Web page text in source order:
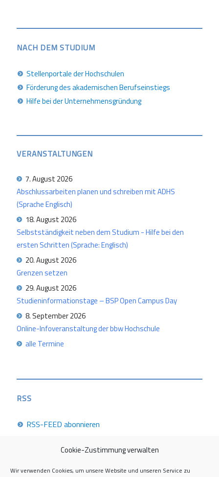
Cookie-Zustimmung verwalten
Wir verwenden Cookies, um unsere Website und unseren Service zu
NACH DEM STUDIUM
Stellenportale der Hochschulen
Förderung des akademischen Berufseinstiegs
Hilfe bei der Unternehmensgründung
VERANSTALTUNGEN
7. August 2026
Abschlussarbeiten planen und schreiben mit ADHS
(Sprache Englisch)
18. August 2026
Selbstständigkeit neben dem Studium - Hilfe bei den
ersten Schritten (Sprache: Englisch)
20. August 2026
Grenzen setzen
29. August 2026
Studieninformationstage – BSP Open Campus Day
8. September 2026
Online-Infoveranstaltung der bbw Hochschule
alle Termine
RSS
RSS-FEED abonnieren
Career Week 2026